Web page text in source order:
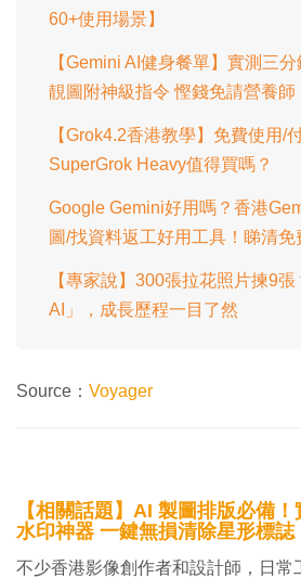
60+使用場景】
【Gemini AI健身餐單】實測三
靚圖附神級指令 慳錢免請營養師
【Grok4.2香港教學】免費使用/
SuperGrok Heavy值得買嗎？
Google Gemini好用嗎？香港
圖/找資料返工好用工具！睇清
【專家說】300張拉花照片揀9
AI」，成長歷程一目了然
Source： Voyager
【相關話題】AI 製圖排版必備
水印神器 一鍵無損清除星形標誌
不少香港影像創作者和設計師，日常